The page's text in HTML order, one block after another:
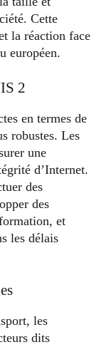
Cette
la réaction face
européen.
2
en termes de
robustes. Les
une
d’Internet.
des
des
et
les délais
les
dits